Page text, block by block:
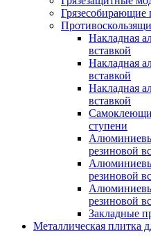
Грязесобирающие
Накладная
вставкой
Накладная
вставкой
Накладная
вставкой
ступени
резиновой
резиновой
резиновой
Закладные
Металлическая плитка